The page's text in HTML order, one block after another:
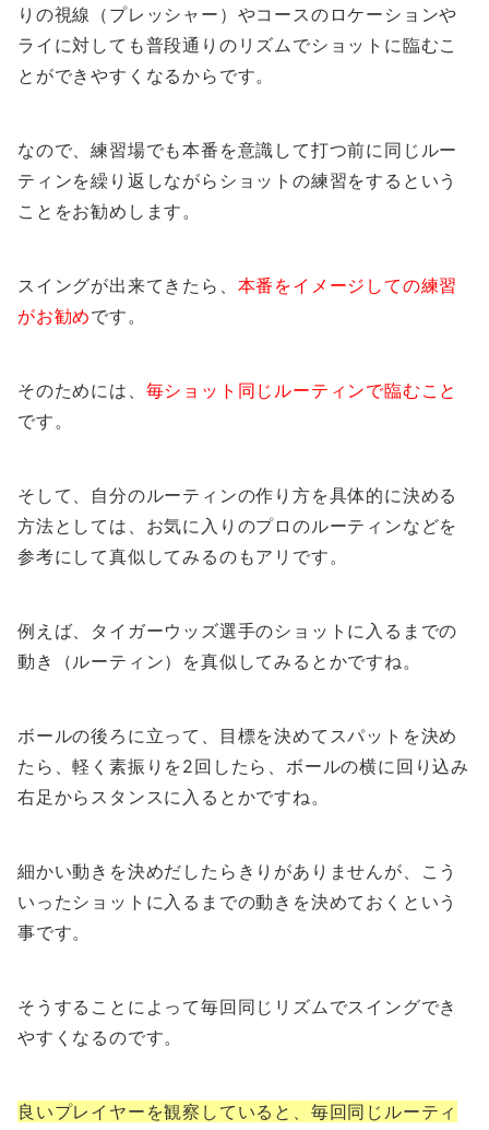
りの視線（プレッシャー）やコースのロケーションや
ライに対しても普段通りのリズムでショットに臨むこ
とができやすくなるからです。
なので、練習場でも本番を意識して打つ前に同じルー
ティンを繰り返しながらショットの練習をするという
ことをお勧めします。
スイングが出来てきたら、 本番をイメージしての練習
がお勧めです。
そのためには、 毎ショット同じルーティンで臨むこと
です。
そして、自分のルーティンの作り方を具体的に決める
方法としては、お気に入りのプロのルーティンなどを
参考にして真似してみるのもアリです。
例えば、タイガーウッズ選手のショットに入るまでの
動き（ルーティン）を真似してみるとかですね。
ボールの後ろに立って、目標を決めてスパットを決め
たら、軽く素振りを2回したら、ボールの横に回り込み
右足からスタンスに入るとかですね。
細かい動きを決めだしたらきりがありませんが、こう
いったショットに入るまでの動きを決めておくという
事です。
そうすることによって毎回同じリズムでスイングでき
やすくなるのです。
良いプレイヤーを観察していると、毎回同じルーティ